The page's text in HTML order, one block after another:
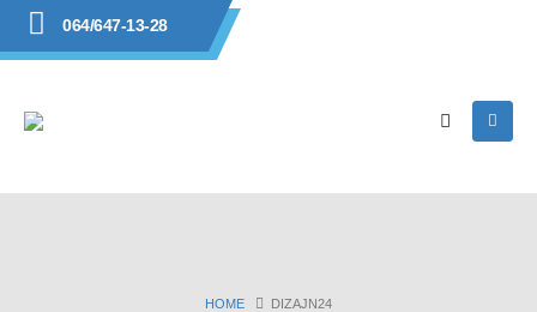
064/647-13-28
HOME DIZAJN24